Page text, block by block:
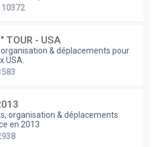
10372
TOUR - USA
& déplacements pour
USA.
organisation & déplacements
en 2013